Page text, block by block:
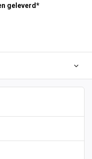
geleverd*